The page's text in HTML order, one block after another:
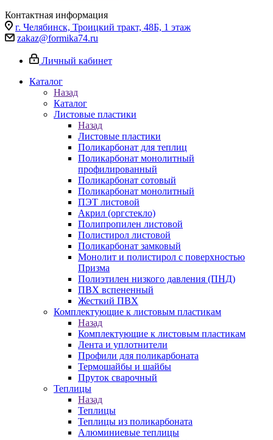
Контактная информация
г. Челябинск, Троицкий тракт, 48Б, 1 этаж
zakaz@formika74.ru
Личный кабинет
Каталог
Назад
Каталог
Листовые пластики
Назад
Листовые пластики
Поликарбонат для теплиц
Поликарбонат монолитный
профилированный
Поликарбонат сотовый
Поликарбонат монолитный
ПЭТ листовой
Акрил (оргстекло)
Полипропилен листовой
Полистирол листовой
Поликарбонат замковый
Монолит и полистирол с поверхностью
Призма
Полиэтилен низкого давления (ПНД)
ПВХ вспененный
Жесткий ПВХ
Комплектующие к листовым пластикам
Назад
Комплектующие к листовым пластикам
Лента и уплотнители
Профили для поликарбоната
Термошайбы и шайбы
Пруток сварочный
Теплицы
Назад
Теплицы
Теплицы из поликарбоната
Алюминиевые теплицы